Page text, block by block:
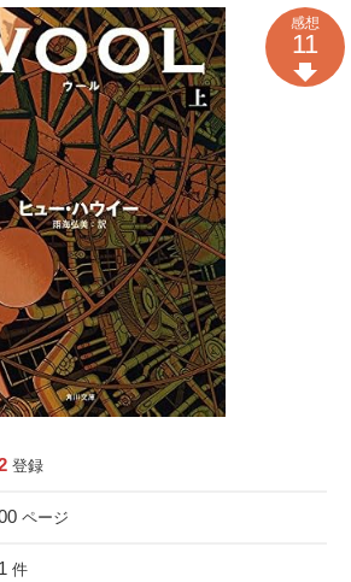
登録
ページ
件
感想
11